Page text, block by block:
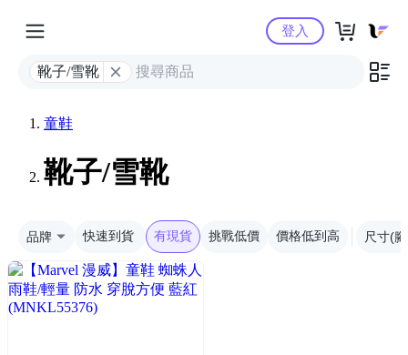
Yahoo購物中心
靴子/雪靴
登入
童鞋
靴子/雪靴
品牌 快速到貨 有現貨 挑戰低價 價格低到高 尺寸(